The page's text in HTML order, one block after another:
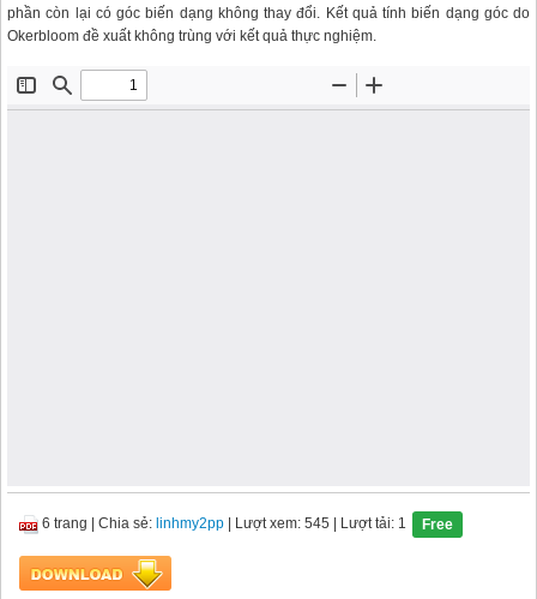
phần còn lại có góc biến dạng không thay đổi. Kết quả tính biến dạng góc do
Okerbloom đề xuất không trùng với kết quả thực nghiệm.
6 trang Chia sẻ: linhmy2pp | Lượt xem: 545 | Lượt tải: 1 Free